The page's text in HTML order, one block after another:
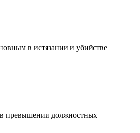
в истязании и убийстве
в превышении должностных